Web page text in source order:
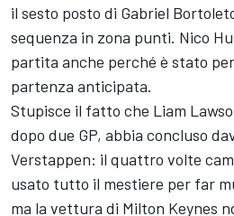
il sesto posto di Gabriel
sequenza in zona punti. Nico
partita anche perché è stato
partenza anticipata.
Stupisce il fatto che Liam
dopo due GP, abbia concluso
Verstappen: il quattro volte
usato tutto il mestiere per far
ma la vettura di Milton Keynes